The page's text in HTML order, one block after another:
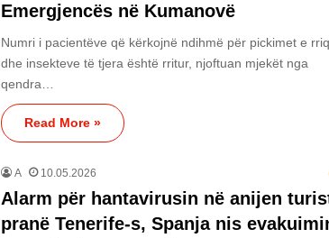
Emergjencës në Kumanovë
Numri i pacientëve që kërkojnë ndihmë për pickimet e
dhe insekteve të tjera është rritur, njoftuan mjekët nga
qendra…
Read More »
A 10.05.2026
Alarm për hantavirusin në anijen
pranë Tenerife-s, Spanja nis